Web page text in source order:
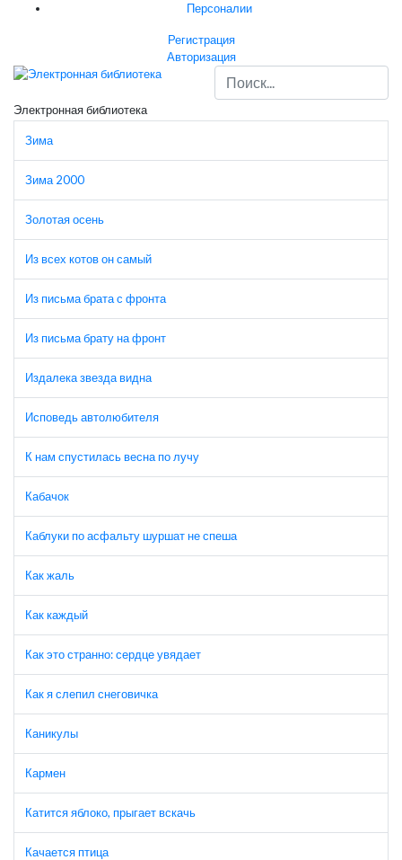
Персоналии
Регистрация
Авторизация
Электронная библиотека
Зима
Зима 2000
Золотая осень
Из всех котов он самый
Из письма брата с фронта
Из письма брату на фронт
Издалека звезда видна
Исповедь автолюбителя
К нам спустилась весна по лучу
Кабачок
Каблуки по асфальту шуршат не спеша
Как жаль
Как каждый
Как это странно: сердце увядает
Как я слепил снеговичка
Каникулы
Кармен
Катится яблоко, прыгает вскачь
Качается птица